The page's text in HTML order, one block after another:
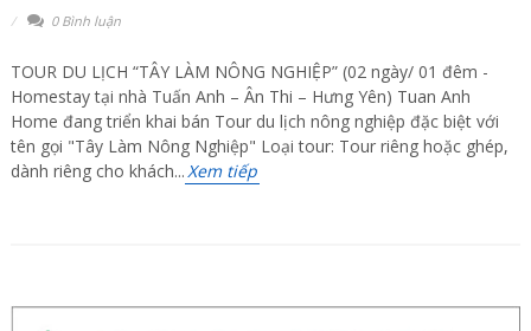
0 Bình luận
TOUR DU LỊCH “TÂY LÀM NÔNG NGHIỆP” (02 ngày/ 01 đêm -
Homestay tại nhà Tuấn Anh – Ân Thi – Hưng Yên) Tuan Anh
Home đang triển khai bán Tour du lịch nông nghiệp đặc biệt với
tên gọi "Tây Làm Nông Nghiệp" Loại tour: Tour riêng hoặc ghép,
dành riêng cho khách... Xem tiếp